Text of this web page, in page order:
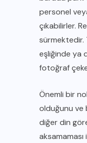
personel
çıkabilirler.
sürmektedir.
eşliğinde ya
fotoğraf
Önemli bir
olduğunu ve
diğer din